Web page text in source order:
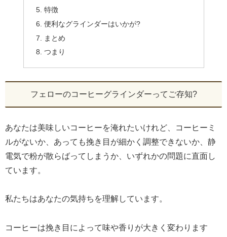
特徴
便利なグラインダーはいかが?
まとめ
つまり
フェローのコーヒーグラインダーってご存知?
あなたは美味しいコーヒーを淹れたいけれど、コーヒーミ
ルがないか、あっても挽き目が細かく調整できないか、静
電気で粉が散らばってしまうか、いずれかの問題に直面し
ています。
私たちはあなたの気持ちを理解しています。
コーヒーは挽き目によって味や香りが大きく変わります